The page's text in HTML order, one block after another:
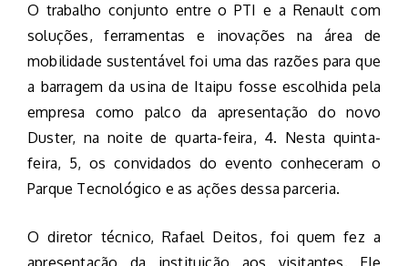
O trabalho conjunto entre o PTI e a Renault com
soluções, ferramentas e inovações na área de
mobilidade sustentável foi uma das razões para que
a barragem da usina de Itaipu fosse escolhida pela
empresa como palco da apresentação do novo
Duster, na noite de quarta-feira, 4. Nesta quinta-
feira, 5, os convidados do evento conheceram o
Parque Tecnológico e as ações dessa parceria.
O diretor técnico, Rafael Deitos, foi quem fez a